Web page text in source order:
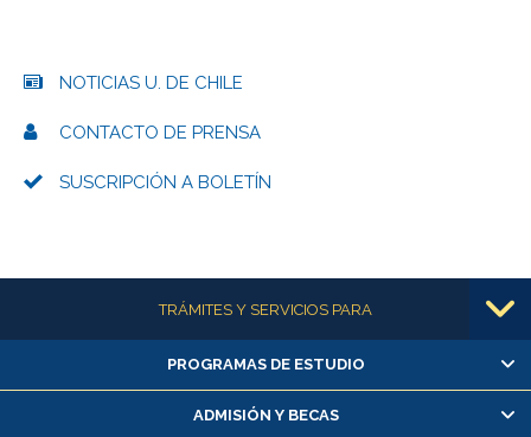
NOTICIAS U. DE CHILE
CONTACTO DE PRENSA
SUSCRIPCIÓN A BOLETÍN
Más informaciónTRÁMITES Y SERVICIOS PARA
Alumnas/os y exalumnas/os
Matrícula en línea
PROGRAMAS DE ESTUDIO
ADMISIÓN Y BECAS